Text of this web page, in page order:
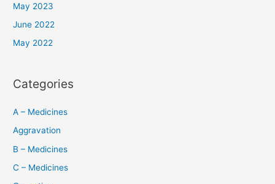
May 2023
June 2022
May 2022
Categories
A – Medicines
Aggravation
B – Medicines
C – Medicines